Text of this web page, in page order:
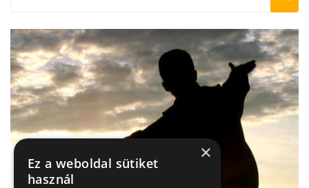
×
Ez a weboldal sütiket
használ